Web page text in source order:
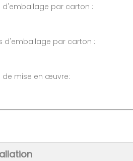
d'emballage par
d'emballage par
de mise en
négocier (>